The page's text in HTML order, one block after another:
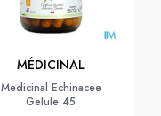
MÉDICINAL
Medicinal Echinacee
Gelule 45